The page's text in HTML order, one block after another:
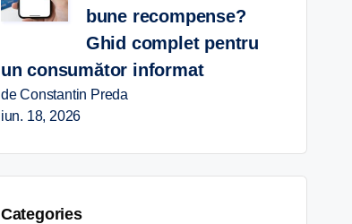
bune recompense?
Ghid complet pentru
un consumător informat
de Constantin Preda
iun. 18, 2026
Categories